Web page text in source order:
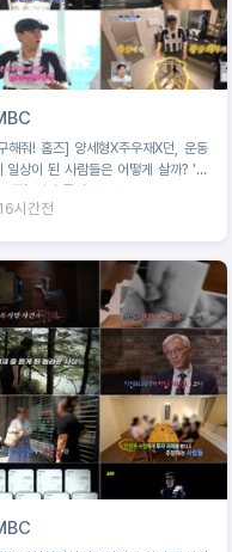
줘! 홈즈] 양세형X주우재X던, 운동
일상이 된 사람들은 어떻게 살까? '운
동세권' 임장 특집!
16시간전